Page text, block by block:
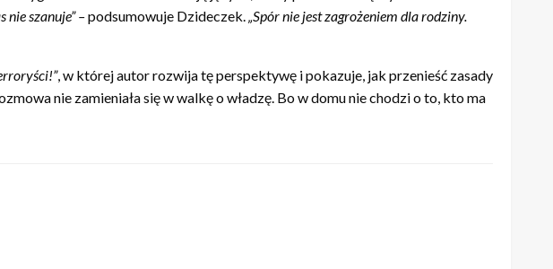
nie szanuje” –podsumowuje Dzideczek.„Spór nie jest zagrożeniem dla rodziny.
, w której autor rozwija tę perspektywę i pokazuje, jak przenieść zasady
nie zamieniała się w walkę o władzę. Bo w domu nie chodzi o to, kto ma